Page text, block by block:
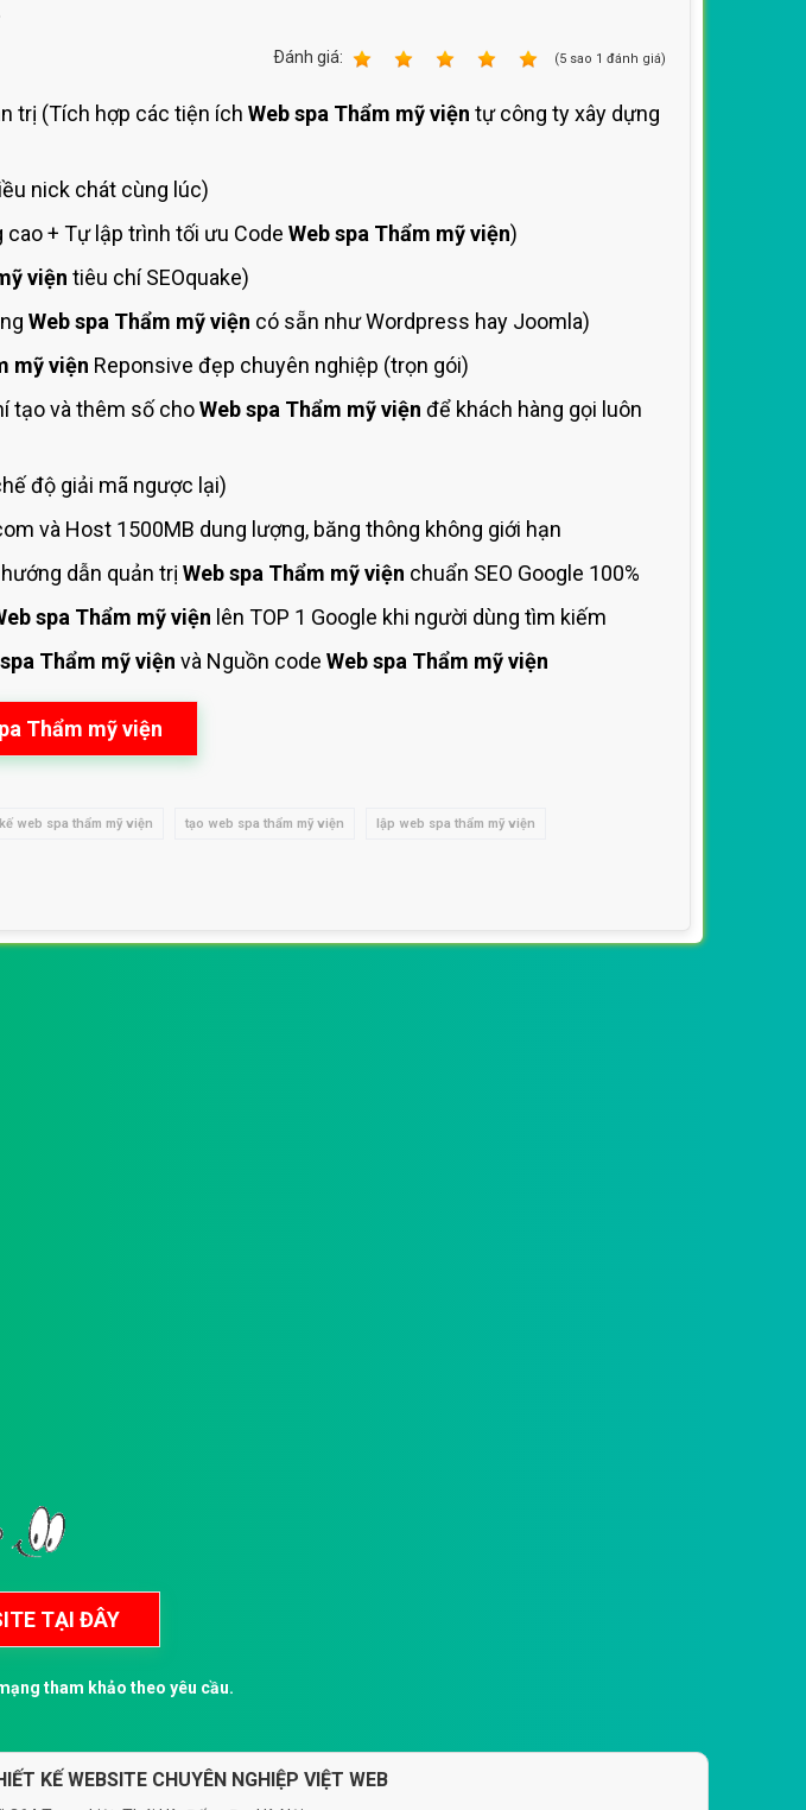
Ðánh giá: (5 sao 1 đánh giá)
trị (Tích hợp các tiện ích Web spa Thẩm mỹ viện tự công ty xây dựng
nick chát cùng lúc)
cao + Tự lập trình tối ưu Code Web spa Thẩm mỹ viện)
viện tiêu chí SEOquake)
Web spa Thẩm mỹ viện có sẵn như Wordpress hay Joomla)
mỹ viện Reponsive đẹp chuyên nghiệp (trọn gói)
tạo và thêm số choWeb spa Thẩm mỹ viện để khách hàng gọi luôn
độ giải mã ngược lại)
và Host 1500MB dung lượng, băng thông không giới hạn
dẫn quản trị Web spa Thẩm mỹ viện chuẩn SEO Google 100%
spa Thẩm mỹ viện lên TOP 1 Google khi người dùng tìm kiếm
Thẩm mỹ viện và Nguồn code Web spa Thẩm mỹ viện
Thẩm mỹ viện
web spa thẩm mỹ viện tạo web spa thẩm mỹ viện lập web spa thẩm mỹ viện